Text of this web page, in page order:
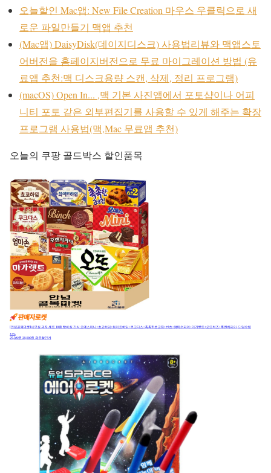
오늘할인 Mac앱: New File Creation 마우스 우클릭으로 새
로운 파일만들기 맥앱 추천
(Mac앱) DaisyDisk(데이지디스크) 사용법리뷰와 맥앱스토
어버전을 홈페이지버전으로 무료 마이그레이션 방법 (유
료앱 추천:맥 디스크용량 스캔, 삭제, 정리 프로그램)
(macOS) Open In... ,맥 기본 사진앱에서 포토샵이나 어피
니티 포토 같은 외부편집기를 사용할 수 있게 해주는 확장
프로그램 사용법(맥,Mac 무료앱 추천)
오늘의 쿠팡 골드박스 할인품목